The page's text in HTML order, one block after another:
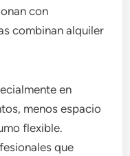
con
combinan alquiler
en
menos espacio
flexible.
que